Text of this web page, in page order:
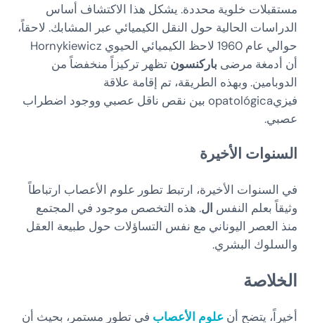
مستقبلات خلوية محددة. يشكل هذا الاكتشاف أساس
الدراسات الحالية حول النقل الكيميائي عبر المشابك. لاحقاً،
حوالي عام 1960 لاحظ الكيميائي الحيوي Hornykiewicz
أن أدمغة مرضى باركنسون تظهر تركيزاً منخفضاً من
الدوبامين. وبهذه الطريقة، تم إقامة علاقة
فيزيopatológica بين نقص ناقل عصبي ووجود اضطراب
عصبي.
السنوات الأخيرة
في السنوات الأخيرة، ارتبط تطور علوم الأعصاب ارتباطاً
وثيقاً بعلم النفس ال. هذه التخصص موجود في المجتمع
منذ العصر اليوناني مع نفس التساؤلات حول طبيعة العقل
والسلوك البشري.
الخلاصة
أخيراً، يتضح أن علوم الأعصاب في تطور مستمر، بحيث أن